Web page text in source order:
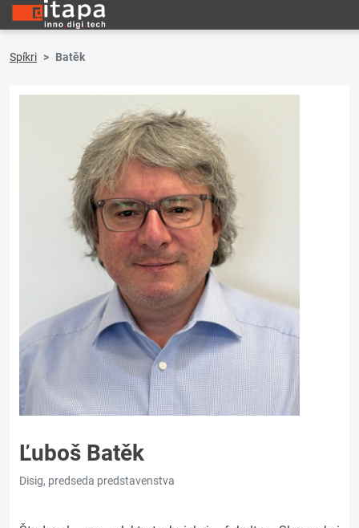
Spíkri Batěk
Ľuboš Batěk
Disig, predseda predstavenstva